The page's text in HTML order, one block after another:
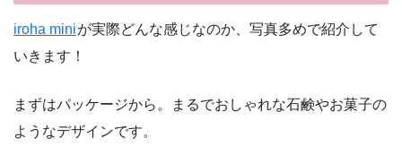
iroha miniが実際どんな感じなのか、写真多めで紹介して
いきます！
まずはパッケージから。まるでおしゃれな石鹸やお菓子の
ようなデザインです。